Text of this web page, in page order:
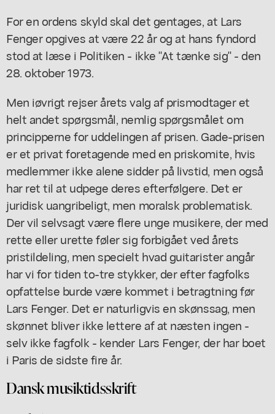
For en ordens skyld skal det gentages, at Lars
Fenger opgives at være 22 år og at hans fyndord
stod at læse i Politiken - ikke "At tænke sig" - den
28. oktober 1973.
Men iøvrigt rejser årets valg af prismodtager et
helt andet spørgsmål, nemlig spørgsmålet om
principperne for uddelingen af prisen. Gade-prisen
er et privat foretagende med en priskomite, hvis
medlemmer ikke alene sidder på livstid, men også
har ret til at udpege deres efterfølgere. Det er
juridisk uangribeligt, men moralsk problematisk.
Der vil selvsagt være flere unge musikere, der med
rette eller urette føler sig forbigået ved årets
pristildeling, men specielt hvad guitarister angår
har vi for tiden to-tre stykker, der efter fagfolks
opfattelse burde være kommet i betragtning før
Lars Fenger. Det er naturligvis en skønssag, men
skønnet bliver ikke lettere af at næsten ingen -
selv ikke fagfolk - kender Lars Fenger, der har boet
i Paris de sidste fire år.
Dansk musiktidsskrift